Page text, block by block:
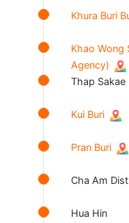
Khura Buri
Khao Wong
Agency)
Thap Sakae
Kui Buri
Pran Buri
Cha Am
Hua Hin